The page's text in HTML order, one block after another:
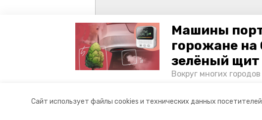
Сайт использует файлы cookies и технических данных
Машины
горожане на
зелёный щит
Вокруг многих
лесопарковые зоны,
и каким воздухом